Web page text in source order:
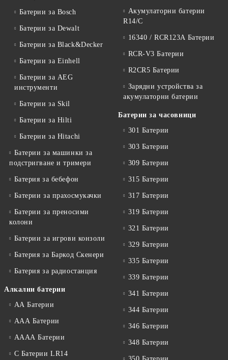
Батерии за Bosch
Батерии за Dewalt
Батерии за Black&Decker
Батерии за Einhell
Батерии за AEG
инструменти
Батерии за Skil
Батерии за Hilti
Батерии за Hitachi
Батерии за машинки за
подстригване и тримери
Батерия за бебефон
Батерии за прахосмукачки
Батерии за преносими
колони
Батерии за игрови конзоли
Батерия за Баркод Скенери
Батерия за радиостанция
Алкални батерии
АА Батерии
ААА Батерии
АААА Батерии
C Батерии LR14
Акумулаторни батерии
R14/C
16340 / RCR123A Батерии
RCR-V3 Батерии
R2CR5 Батерии
Зарядни устройства за
акумулаторни батерии
Батерии за часовници
301 Батерии
303 Батерии
309 Батерии
315 Батерии
317 Батерии
319 Батерии
321 Батерии
329 Батерии
335 Батерии
339 Батерии
341 Батерии
344 Батерии
346 Батерии
348 Батерии